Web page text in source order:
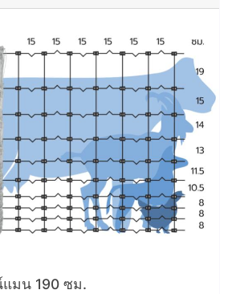
มน 190 ซม.